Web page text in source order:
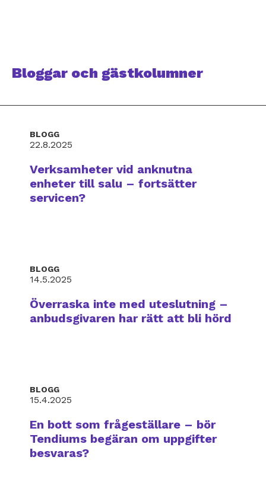
Bloggar och gästkolumner
BLOGG
22.8.2025
Verksamheter vid anknutna
enheter till salu – fortsätter
servicen?
BLOGG
14.5.2025
Överraska inte med uteslutning –
anbudsgivaren har rätt att bli hörd
BLOGG
15.4.2025
En bott som frågeställare – bör
Tendiums begäran om uppgifter
besvaras?